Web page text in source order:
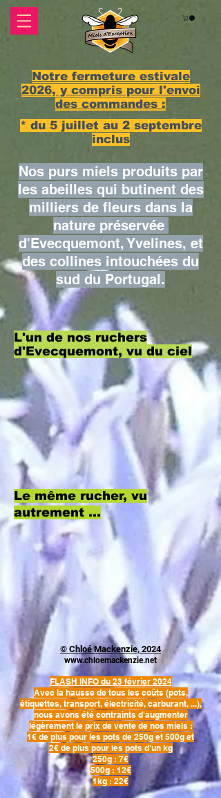
Notre fermeture estivale
2026, y compris pour l'envoi
des commandes :
* du 5 juillet au 2 septembre
inclus
Nos purs miels produits par
les abeilles qui butinent des
milliers de fleurs dans la
nature préservée ​
d'Evecquemont, Yvelines, et
des collines intouchées du
sud du Portugal.
L'un de nos ruchers
d'Evecquemont, vu du ciel
Le même rucher, vu
autrement ...
© Chloé Mackenzie, 2024
www.chloemackenzie.net
FLASH INFO du 23 février 2024
Avec la hausse de tous les coûts (pots,
étiquettes, transport, électricité, carburant, ...),
nous avons été contraints d'augmenter
légèrement le prix de vente de nos miels :
1€ de plus pour les pots de 250g et 500g et
2€ de plus pour les pots d'un kg
250g : 7€
500g : 12€
1kg : 22€